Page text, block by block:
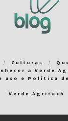
Culturas
a Verde
uso e Política
Verde Agritech